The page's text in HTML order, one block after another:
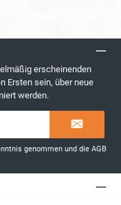
erscheinenden
Ersten sein, über neue
werden.
genommen und dieAGB